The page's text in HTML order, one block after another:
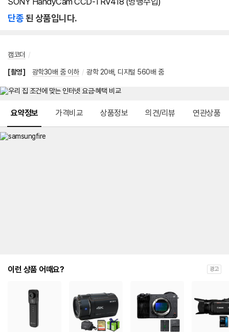
단종된 상품입니다.
캠코더 /
[촬영] 광학30배 줌 이하 / 광학 20배, 디지털 560배 줌
요약정보 가격비교 상품정보 의견/리뷰 연관상품
이런 상품 어때요? 광고